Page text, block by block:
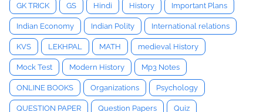
GK TRICK GS Hindi History Important Plans
Indian Economy Indian Polity International relations
KVS LEKHPAL MATH medieval History
Mock Test Modern History Mp3 Notes
ONLINE BOOKS Organizations Psychology
QUESTION PAPER Question Papers Quiz